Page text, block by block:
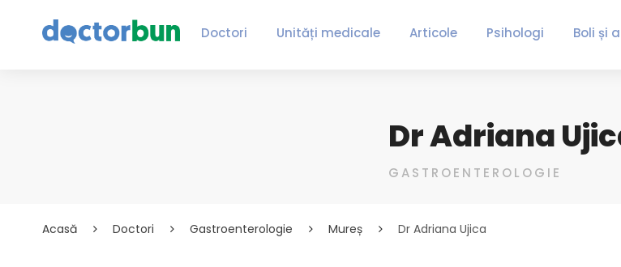
Doctori Unități medicale Articole Psihologi Boli și
Dr Adriana
GASTROENTEROLOGIE
Acasă Doctori Gastroenterologie Mureș Dr Adriana Ujica